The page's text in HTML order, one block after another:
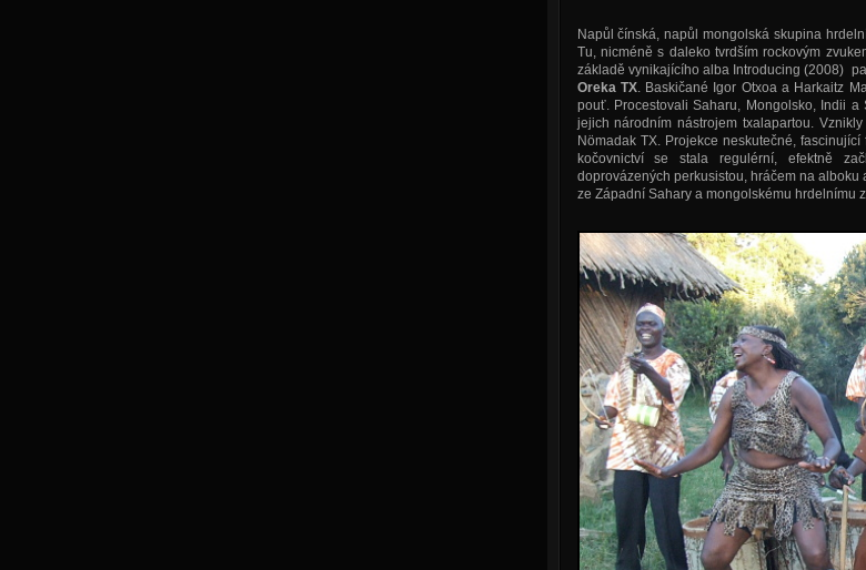
Napůl čínská, napůl mongolská skupina
Tu, nicméně s daleko tvrdším rockovým
základě vynikajícího alba Introducing (2008)
OrekaTX. Baskičané Igor Otxoa a Harkaitz
pouť. Procestovali Saharu, Mongolsko, Indii
jejich národním nástrojem txalapartou.
Nömadak TX. Projekce neskutečné,
kočovnictví se stala regulérní, efektně
doprovázených perkusistou, hráčem na
ze Západní Sahary a mongolskému hrdelnímu